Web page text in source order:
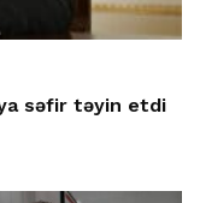
səfir təyin etdi